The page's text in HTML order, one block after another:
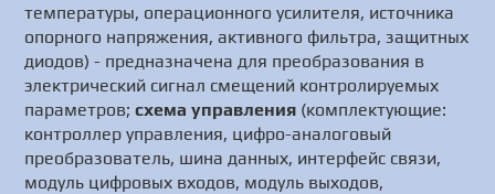
температуры, операционного усилителя, источника
опорного напряжения, активного фильтра, защитных
диодов) - предназначена для преобразования в
электрический сигнал смещений контролируемых
параметров;схема управления (комплектующие:
контроллер управления, цифро-аналоговый
преобразователь, шина данных, интерфейс связи,
модуль цифровых входов, модуль выходов,